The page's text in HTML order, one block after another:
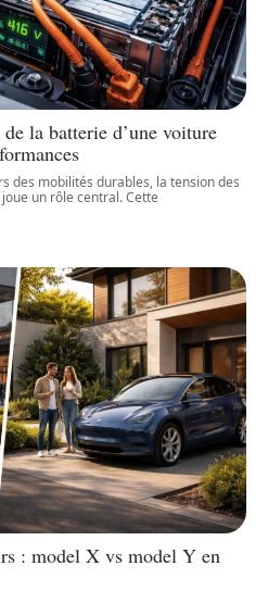
la batterie d’une voiture
des mobilités durables, la tension des
un rôle central. Cette
: model X vs model Y en